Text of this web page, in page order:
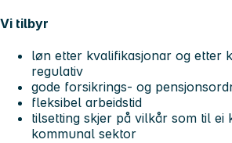
Vi tilbyr
løn etter kvalifikasjonar og etter
regulativ
gode forsikrings- og
fleksibel arbeidstid
tilsetting skjer på vilkår som til ei
kommunal sektor